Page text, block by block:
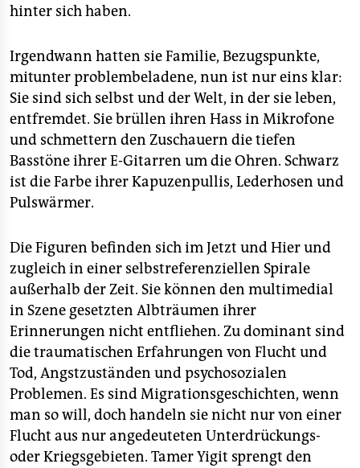
hinter sich haben.
Irgendwann hatten sie Familie, Bezugspunkte,
mitunter problembeladene, nun ist nur eins klar:
Sie sind sich selbst und der Welt, in der sie leben,
entfremdet. Sie brüllen ihren Hass in Mikrofone
und schmettern den Zuschauern die tiefen
Basstöne ihrer E-Gitarren um die Ohren. Schwarz
ist die Farbe ihrer Kapuzenpullis, Lederhosen und
Pulswärmer.
Die Figuren befinden sich im Jetzt und Hier und
zugleich in einer selbstreferenziellen Spirale
außerhalb der Zeit. Sie können den multimedial
in Szene gesetzten Albträumen ihrer
Erinnerungen nicht entfliehen. Zu dominant sind
die traumatischen Erfahrungen von Flucht und
Tod, Angstzuständen und psychosozialen
Problemen. Es sind Migrationsgeschichten, wenn
man so will, doch handeln sie nicht nur von einer
Flucht aus nur angedeuteten Unterdrückungs-
oder Kriegsgebieten. Tamer Yigit sprengt den